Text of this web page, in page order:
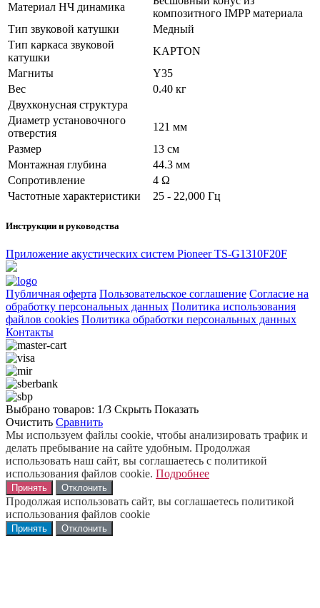
Материал НЧ динамика
композитного IMPP материала
Тип звуковой катушки
Медный
Тип каркаса звуковой
катушки
KAPTON
Магниты
Y35
Вес
0.40 кг
Двухконусная структура
Диаметр установочного
отверстия
121 мм
Размер
13 см
Монтажная глубина
44.3 мм
Сопротивление
4 Ω
Частотные характеристики
25 - 22,000 Гц
Инструкции и руководства
Приложение акустических систем Pioneer TS-G1310F20F
Публичная оферта Пользовательское соглашение Согласие на
обработку персональных данных Политика использования
файлов cookies Политика обработки персональных данных
Контакты
Выбрано товаров: 1/3 Скрыть Показать
Очистить Сравнить
Мы используем файлы cookie, чтобы анализировать трафик и
делать пребывание на сайте удобным. Продолжая
использовать наш сайт, вы соглашаетесь с политикой
использования файлов cookie. Подробнее
Принять Отклонить
Продолжая использовать сайт, вы соглашаетесь политикой
использования файлов cookie
Принять Отклонить